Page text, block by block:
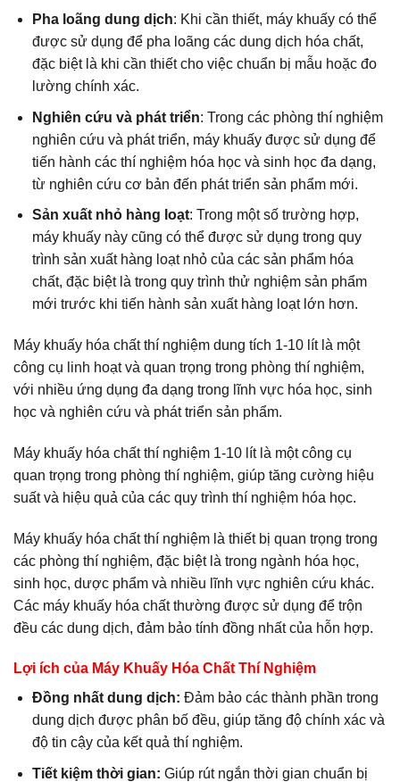
Pha loãng dung dịch: Khi cần thiết, máy khuấy có thể
được sử dụng để pha loãng các dung dịch hóa chất,
đặc biệt là khi cần thiết cho việc chuẩn bị mẫu hoặc đo
lường chính xác.
Nghiên cứu và phát triển: Trong các phòng thí nghiệm
nghiên cứu và phát triển, máy khuấy được sử dụng để
tiến hành các thí nghiệm hóa học và sinh học đa dạng,
từ nghiên cứu cơ bản đến phát triển sản phẩm mới.
Sản xuất nhỏ hàng loạt: Trong một số trường hợp,
máy khuấy này cũng có thể được sử dụng trong quy
trình sản xuất hàng loạt nhỏ của các sản phẩm hóa
chất, đặc biệt là trong quy trình thử nghiệm sản phẩm
mới trước khi tiến hành sản xuất hàng loạt lớn hơn.
Máy khuấy hóa chất thí nghiệm dung tích 1-10 lít là một
công cụ linh hoạt và quan trọng trong phòng thí nghiệm,
với nhiều ứng dụng đa dạng trong lĩnh vực hóa học, sinh
học và nghiên cứu và phát triển sản phẩm.
Máy khuấy hóa chất thí nghiệm 1-10 lít là một công cụ
quan trọng trong phòng thí nghiệm, giúp tăng cường hiệu
suất và hiệu quả của các quy trình thí nghiệm hóa học.
Máy khuấy hóa chất thí nghiệm là thiết bị quan trọng trong
các phòng thí nghiệm, đặc biệt là trong ngành hóa học,
sinh học, dược phẩm và nhiều lĩnh vực nghiên cứu khác.
Các máy khuấy hóa chất thường được sử dụng để trộn
đều các dung dịch, đảm bảo tính đồng nhất của hỗn hợp.
Lợi ích của Máy Khuấy Hóa Chất Thí Nghiệm
Đồng nhất dung dịch: Đảm bảo các thành phần trong
dung dịch được phân bố đều, giúp tăng độ chính xác và
độ tin cậy của kết quả thí nghiệm.
Tiết kiệm thời gian: Giúp rút ngắn thời gian chuẩn bị